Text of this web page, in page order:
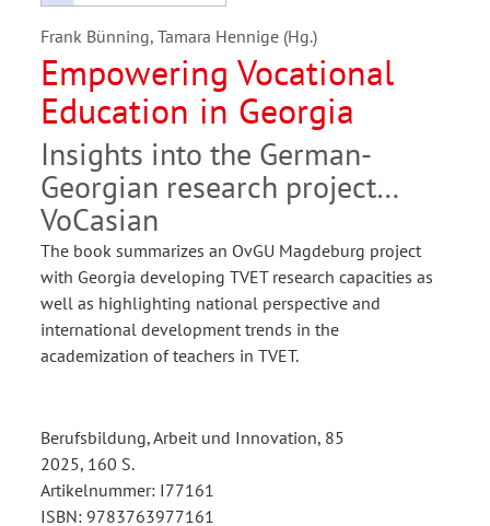
Frank Bünning, Tamara Hennige (Hg.)
Empowering Vocational
Education in Georgia
Insights into the German-
Georgian research project
VoCasian
The book summarizes an OvGU Magdeburg project
with Georgia developing TVET research capacities as
well as highlighting national perspective and
international development trends in the
academization of teachers in TVET.
Berufsbildung, Arbeit und Innovation, 85
2025, 160 S.
Artikelnummer: I77161
ISBN: 9783763977161